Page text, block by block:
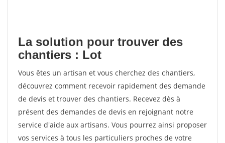
La solution pour trouver des
chantiers : Lot
Vous êtes un artisan et vous cherchez des chantiers,
découvrez comment recevoir rapidement des demande
de devis et trouver des chantiers. Recevez dès à
présent des demandes de devis en rejoignant notre
service d'aide aux artisans. Vous pourrez ainsi proposer
vos services à tous les particuliers proches de votre